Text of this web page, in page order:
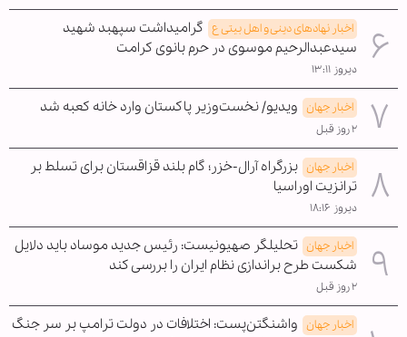
اخبار نهادهای دینی و اهل بیتی ع گرامیداشت سپهبد شهید
سیدعبدالرحیم موسوی در حرم بانوی کرامت
دیروز ۱۳:۱۱
اخبار جهان ویدیو/ نخست‌وزیر پاکستان وارد خانه کعبه شد
۲ روز قبل
اخبار جهان بزرگراه آرال-خزر؛ گام بلند قزاقستان برای تسلط بر
ترانزیت اوراسیا
دیروز ۱۸:۱۶
اخبار جهان تحلیلگر صهیونیست: رئیس جدید موساد باید دلایل
شکست طرح براندازی نظام ایران را بررسی کند
۲ روز قبل
اخبار جهان واشنگتن‌پست: اختلافات در دولت ترامپ بر سر جنگ